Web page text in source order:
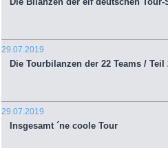
29.07.2019
Die Tourbilanzen der 22 Teams / Teil
29.07.2019
Insgesamt ´ne coole Tour